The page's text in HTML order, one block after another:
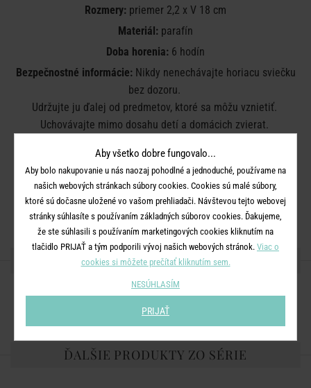
Rozmery: priemer 2,2 x V 18 cm
Materiál: parafín
Doba horenia: 6 hodín
Bezpečnostné informácie:Nikdy nenechávajte horiacu sviečku
bez dozoru.
Udržujte ju ďalej od predmetov, ktoré sa môžu vznietiť.
Uchovávajte mimo dosahu detí a domácich zvierat.
Nepálte v prievanovom prostredí.
Neumiestňujte do blízkosti zdroja tepla.
Zastrihnite knot na 1 cm.
Plameň zhasnite. Nesfúkajte ho.
ZDIEĽAJTE S PRIATEĽMI
ĎALŠIE PRODUKTY ZO SÉRIE
Aby všetko dobre fungovalo...
Aby bolo nakupovanie u nás naozaj pohodlné a jednoduché, používame na
našich webových stránkach súbory cookies. Cookies sú malé súbory,
ktoré sú dočasne uložené vo vašom prehliadači. Návštevou tejto webovej
stránky súhlasíte s používaním základných súborov cookies. Ďakujeme,
že ste súhlasili s používaním marketingových cookies kliknutím na
tlačidlo PRIJAŤ a tým podporili vývoj našich webových stránok. Viac o
cookies si môžete prečítať kliknutím sem.
NESÚHLASÍM
PRIJAŤ